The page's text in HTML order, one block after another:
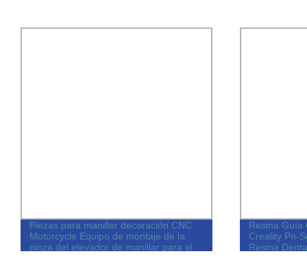
Piezas para manillar decoración CNC
Motorcycle Equipo de montaje de la
pinza del elevador de manillar para el
Resina Guía
Creality Pn-
Resina